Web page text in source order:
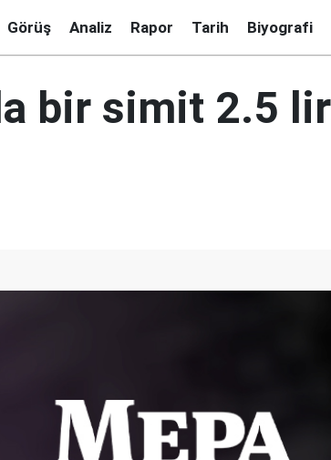
Görüş Analiz Rapor Tarih Biyografi
bir simit 2.5